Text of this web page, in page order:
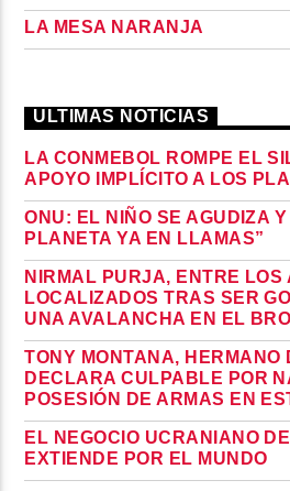
LA MESA NARANJA
ULTIMAS NOTICIAS
LA CONMEBOL ROMPE EL
APOYO IMPLÍCITO A LOS
ONU: EL NIÑO SE AGUDIZA Y
PLANETA YA EN LLAMAS”
NIRMAL PURJA, ENTRE LOS
LOCALIZADOS TRAS SER
UNA AVALANCHA EN EL
TONY MONTANA, HERMANO
DECLARA CULPABLE POR
POSESIÓN DE ARMAS EN
EL NEGOCIO UCRANIANO
EXTIENDE POR EL MUNDO